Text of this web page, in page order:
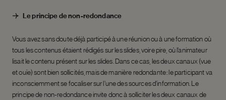
Le principe de non-redondance
Vous avez sans doute déjà participé à une réunion ou à une formation où
tous les contenus étaient rédigés sur les slides, voire pire, où l’animateur
lisait le contenu présent sur les slides. Dans ce cas, les deux canaux (vue
et ouïe) sont bien sollicités, mais de manière redondante : le participant va
inconsciemment se focaliser sur l’une des sources d’information. Le
principe de non-redondance invite donc à solliciter les deux canaux de